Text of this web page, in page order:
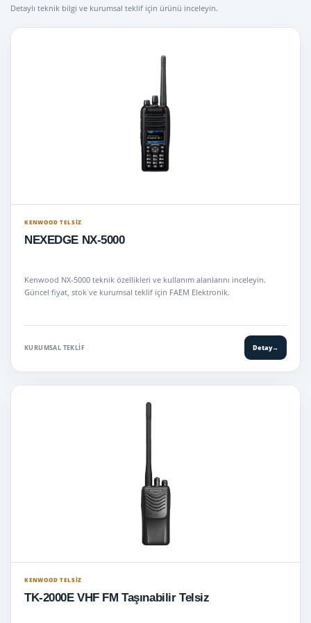
Uyuşturucu Ölçüm Cihazları
Detaylı teknik bilgi ve kurumsal teklif için ürünü inceleyin.
KENWOOD TELSIZ
NEXEDGE NX-5000
Kenwood NX-5000 teknik özellikleri ve kullanım alanlarını inceleyin.
Güncel fiyat, stok ve kurumsal teklif için FAEM Elektronik.
KURUMSAL TEKLIF Detay→
KENWOOD TELSIZ
TK-2000E VHF FM Taşınabilir Telsiz